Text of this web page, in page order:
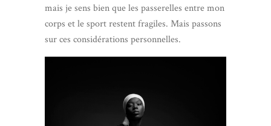
mais je sens bien que les passerelles entre mon
corps et le sport restent fragiles. Mais passons
sur ces considérations personnelles.